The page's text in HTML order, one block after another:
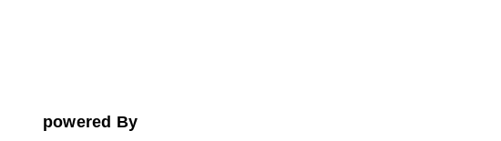
powered By